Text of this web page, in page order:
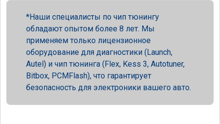
Наши специалисты по чип тюнингу
обладают опытом более 8 лет. Мы
применяем только лицензионное
оборудование для диагностики (Launch,
Autel) и чип тюнинга (Flex, Kess 3, Autotuner,
Bitbox, PCMFlash), что гарантирует
безопасность для электроники вашего авто.